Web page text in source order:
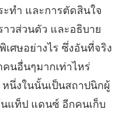
ทำ และการตัดสินใจ
าวส่วนตัว และอธิบาย
ศษอย่างไร ซึ่งอันที่จริง
นอื่นๆมากเท่าไหร่
นึ่งในนั้นเป็นสถาปนิกผู้
แท็ป แดนซ์ อีกคนเก็บ